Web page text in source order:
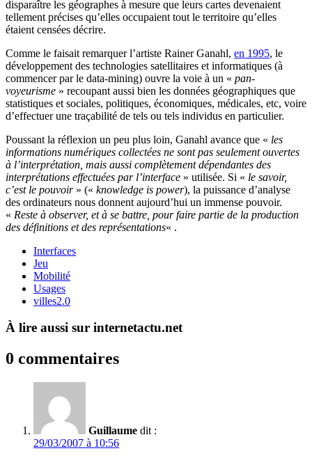
disparaître les géographes à mesure que leurs cartes devenaient
tellement précises qu’elles occupaient tout le territoire qu’elles
étaient censées décrire.
Comme le faisait remarquer l’artiste Rainer Ganahl, en 1995, le
développement des technologies satellitaires et informatiques (à
commencer par le data-mining) ouvre la voie à un « pan-
voyeurisme » recoupant aussi bien les données géographiques que
statistiques et sociales, politiques, économiques, médicales, etc, voire
d’effectuer une traçabilité de tels ou tels individus en particulier.
Poussant la réflexion un peu plus loin, Ganahl avance que « les
informations numériques collectées ne sont pas seulement ouvertes
à l’interprétation, mais aussi complètement dépendantes des
interprétations effectuées par l’interface » utilisée. Si « le savoir,
c’est le pouvoir» (« knowledge is power), la puissance d’analyse
des ordinateurs nous donnent aujourd’hui un immense pouvoir.
« Reste à observer, et à se battre, pour faire partie de la production
des définitions et des représentations« .
Interfaces
Jeu
Mobilité
Usages
villes2.0
À lire aussi sur internetactu.net
0 commentaires
Guillaume dit :
29/03/2007 à 10:56